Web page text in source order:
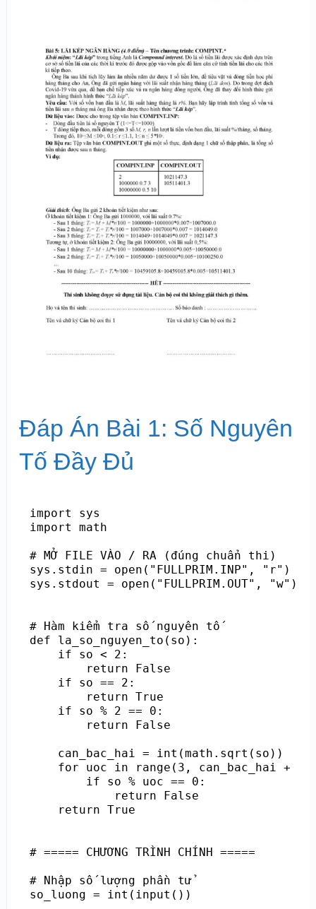
Đáp Án Bài 1: Số Nguyên
Tố Đầy Đủ
import sys
import math
# MỞ FILE VÀO / RA (đúng chuẩn thi)
sys.stdin = open("FULLPRIM.INP", "r")
sys.stdout = open("FULLPRIM.OUT", "w")
# Hàm kiểm tra số nguyên tố
def la_so_nguyen_to(so):
    if so < 2:
        return False
    if so == 2:
        return True
    if so % 2 == 0:
        return False
    can_bac_hai = int(math.sqrt(so))
for uoc in range(3, can_bac_hai + 1,
        if so % uoc == 0:
            return False
    return True
# ===== CHƯƠNG TRÌNH CHÍNH =====
# Nhập số lượng phần tử
so_luong = int(input())